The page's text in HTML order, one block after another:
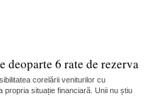
deoparte 6 rate de rezerva
corelării veniturilor cu
propria situație financiară. Unii nu știu